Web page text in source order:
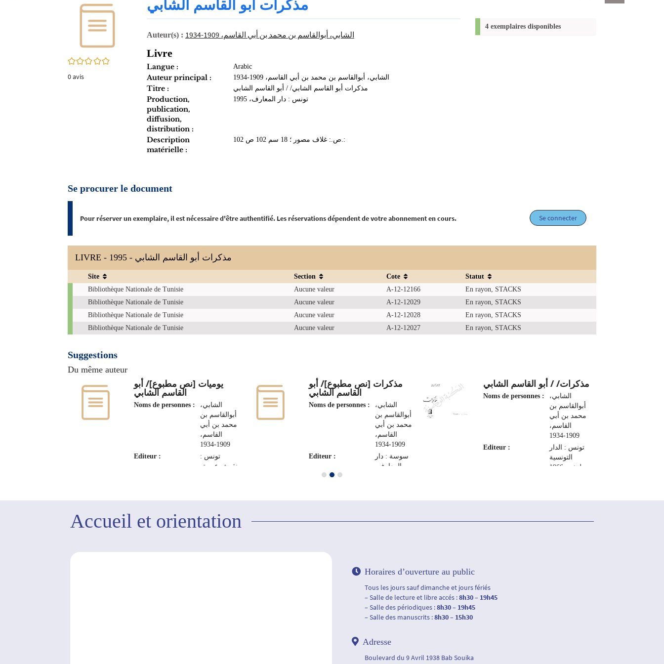
0/5
0avis
مذكرات أبو القاسم الشابي
Auteur(s) : الشابي، أبوالقاسم بن محمد بن أبي القاسم، 1909-1934
Livre
Langue : Arabic
Auteur principal : الشابي، أبوالقاسم بن محمد بن أبي القاسم، 1909-1934
Titre : مذكرات أبو القاسم الشابي/ / أبو القاسم الشابي
Production,
publication,
diffusion,
distribution :
تونس : دار المعارف، 1995
Description
matérielle :
102 ص.: غلاف مصور ؛ 18 سم 102 ص.:
4 exemplaires disponibles
Se procurer le document
Pour réserver un exemplaire, il est nécessaire d'être authentifié. Les réservations dépendent de votre abonnement en cours. Se connecter
LIVRE - 1995 - مذكرات أبو القاسم الشابي
Exemplaires
Site Section Cote
Statut
Bibliothèque Nationale de Tunisie
Aucune valeur A-12-12166
En rayon, STACKS
Bibliothèque Nationale de Tunisie
Aucune valeur A-12-12029
En rayon, STACKS
Bibliothèque Nationale de Tunisie
Aucune valeur A-12-12028
En rayon, STACKS
Bibliothèque Nationale de Tunisie
Aucune valeur A-12-12027 En rayon, STACKS
Suggestions
Du même auteur
مذكرات [نص مطبوع]/ أبو
القاسم الشابي
Noms de personnes :
الشابي،
أبوالقاسم بن
محمد بن أبي
القاسم،
1909-1934
Editeur :
سوسة : دار
المعارف،
مذكرات‏/ / ‏أبو القاسم الشابي
Noms de personnes :
الشابي،
أبوالقاسم بن
محمد بن أبي
القاسم،
1909-1934
Editeur :
تونس : الدار
التونسية
لنشر‏، ‏1966
يوميات [نص مطبوع]/ أبو
القاسم الشابي
Noms de personnes :
الشابي،
أبوالقاسم بن
محمد بن أبي
القاسم،
1909-1934
Editeur :
تونس :
نقوش عربية،
Accueil et orientation
Horaires d’ouverture au public
Tous les jours sauf dimanche et jours fériés
– Salle de lecture et libre accés :8h30 – 19h45
– Salle des périodiques :8h30 – 19h45
– Salle des manuscrits :8h30 – 15h30
Adresse
Boulevard du 9 Avril 1938 Bab Souika